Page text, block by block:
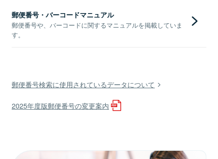
郵便番号・バーコードマニュアル
郵便番号や、バーコードに関するマニュアルを掲載していま
す。
郵便番号検索に使用されているデータについて
2025年度版郵便番号の変更案内